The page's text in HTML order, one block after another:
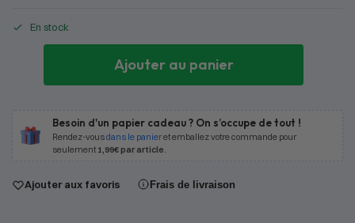
En stock
Ajouter au panier
Besoin d'un papier cadeau ? On s’occupe de tout !
Rendez-vousdans le panieret emballez votre commande pour
seulement 1,99€ par article.
Ajouter aux favoris Frais de livraison